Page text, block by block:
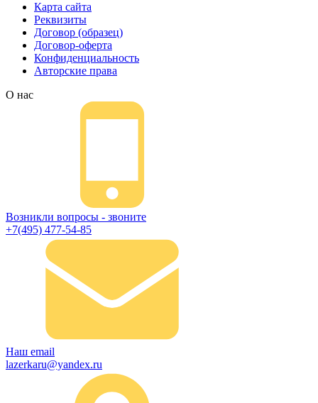
Карта сайта
Реквизиты
Договор (образец)
Договор-оферта
Конфиденциальность
Авторские права
О нас
Возникли вопросы - звоните
+7(495) 477-54-85
Наш email
lazerkaru@yandex.ru